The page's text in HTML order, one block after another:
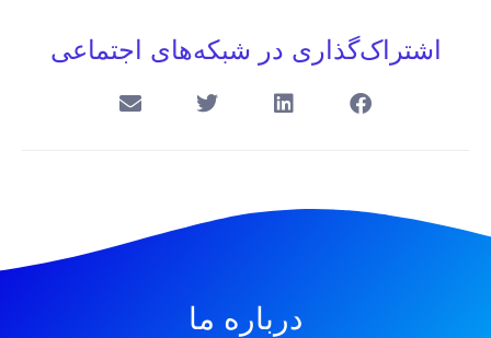
اشتراک‌گذاری در شبکه‌های اجتماعی
درباره ما